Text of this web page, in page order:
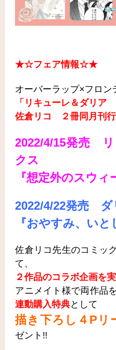
★☆フェア情報☆★
オーバーラップ×フロン
「リキューレ＆ダリア
佐倉リコ ２冊同月刊行
2022/4/15発売
クス
『想定外のスウィ
2022/4/22発売 ダ
『おやすみ、いと
佐倉リコ先生のコミッ
て、
２作品のコラボ企画を実
アニメイト様で両作品
連動購入特典として
描き下ろし４Pリ
ゼント!!